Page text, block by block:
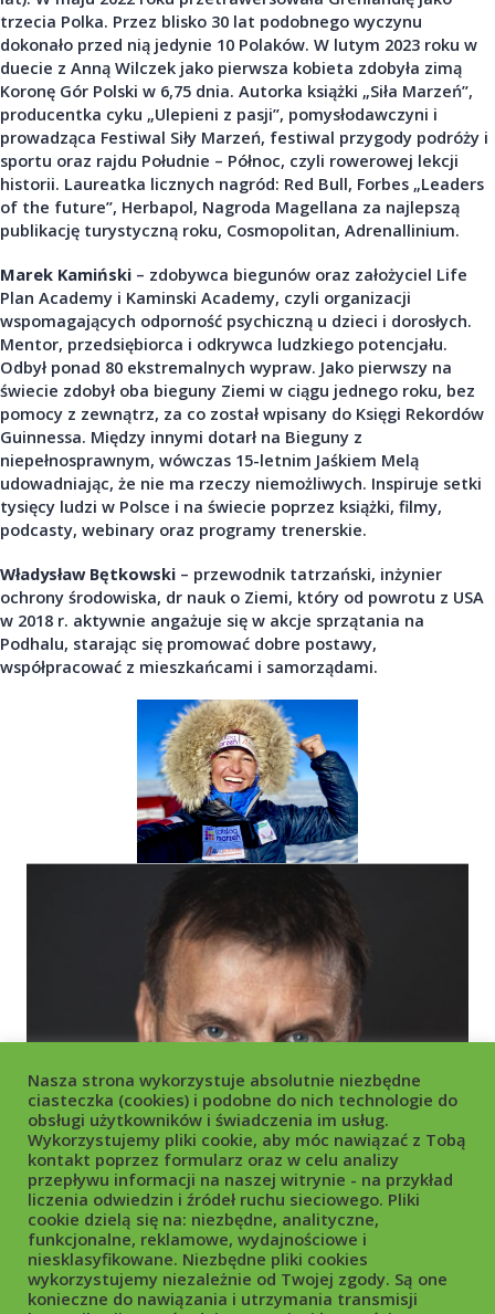
trzecia Polka. Przez blisko 30 lat podobnego wyczynu
dokonało przed nią jedynie 10 Polaków. W lutym 2023 roku w
duecie z Anną Wilczek jako pierwsza kobieta zdobyła zimą
Koronę Gór Polski w 6,75 dnia. Autorka książki „Siła Marzeń”,
producentka cyku „Ulepieni z pasji”, pomysłodawczyni i
prowadząca Festiwal Siły Marzeń, festiwal przygody podróży i
sportu oraz rajdu Południe – Północ, czyli rowerowej lekcji
historii. Laureatka licznych nagród: Red Bull, Forbes „Leaders
of the future”, Herbapol, Nagroda Magellana za najlepszą
publikację turystyczną roku, Cosmopolitan, Adrenallinium.
Marek Kamiński – zdobywca biegunów oraz założyciel Life
Plan Academy i Kaminski Academy, czyli organizacji
wspomagających odporność psychiczną u dzieci i dorosłych.
Mentor, przedsiębiorca i odkrywca ludzkiego potencjału.
Odbył ponad 80 ekstremalnych wypraw. Jako pierwszy na
świecie zdobył oba bieguny Ziemi w ciągu jednego roku, bez
pomocy z zewnątrz, za co został wpisany do Księgi Rekordów
Guinnessa. Między innymi dotarł na Bieguny z
niepełnosprawnym, wówczas 15-letnim Jaśkiem Melą
udowadniając, że nie ma rzeczy niemożliwych. Inspiruje setki
tysięcy ludzi w Polsce i na świecie poprzez książki, filmy,
podcasty, webinary oraz programy trenerskie.
Władysław Bętkowski – przewodnik tatrzański, inżynier
ochrony środowiska, dr nauk o Ziemi, który od powrotu z USA
w 2018 r. aktywnie angażuje się w akcje sprzątania na
Podhalu, starając się promować dobre postawy,
współpracować z mieszkańcami i samorządami.
Nasza strona wykorzystuje absolutnie niezbędne
ciasteczka (cookies) i podobne do nich technologie do
obsługi użytkowników i świadczenia im usług.
Wykorzystujemy pliki cookie, aby móc nawiązać z Tobą
kontakt poprzez formularz oraz w celu analizy
przepływu informacji na naszej witrynie - na przykład
liczenia odwiedzin i źródeł ruchu sieciowego. Pliki
cookie dzielą się na: niezbędne, analityczne,
funkcjonalne, reklamowe, wydajnościowe i
niesklasyfikowane. Niezbędne pliki cookies
wykorzystujemy niezależnie od Twojej zgody. Są one
konieczne do nawiązania i utrzymania transmisji